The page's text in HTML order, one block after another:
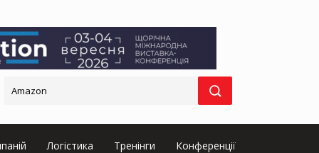
Логістика Тренінги Конференції